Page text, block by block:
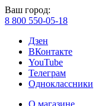
Ваш город:
8 800 550-05-18
Дзен
ВКонтакте
YouTube
Телеграм
Одноклассники
О магазине